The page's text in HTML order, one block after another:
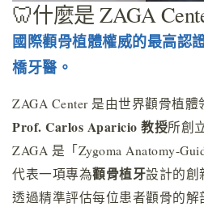
🦷什麼是 ZAGA
國際顴骨植體權威的最高認
橋牙醫。
ZAGA Center 是由世界顴骨植體
Prof. Carlos Aparicio 教授所創
ZAGA 是「Zygoma Anatomy-
代表一項專為顴骨植牙設計的
透過精準評估每位患者顴骨的